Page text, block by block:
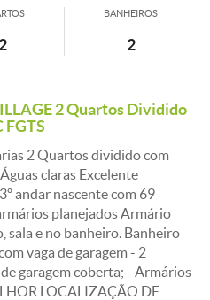
2
BANHEIROS
2
2 Quartos Dividido
FGTS
2 Quartos dividido com
claras Excelente
andar nascente com 69
planejados Armário
sala e no banheiro. Banheiro
vaga de garagem - 2
garagem coberta; - Armários
LOCALIZAÇÃO DE